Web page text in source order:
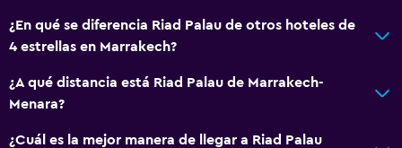
¿En qué se diferencia Riad Palau de otros hoteles de
4 estrellas en Marrakech?
¿A qué distancia está Riad Palau de Marrakech-
Menara?
¿Cuál es la mejor manera de llegar a Riad Palau